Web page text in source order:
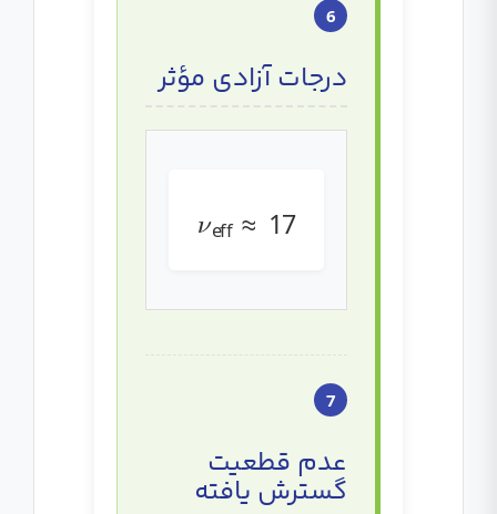
6
درجات آزادی مؤثر
17
7
عدم قطعیت
گسترش یافته